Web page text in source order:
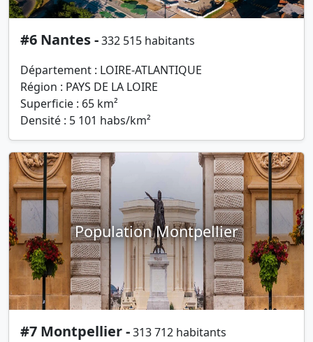
#6 Nantes -332 515 habitants
Département : LOIRE-ATLANTIQUE
Région : PAYS DE LA LOIRE
Superficie : 65 km²
Densité : 5 101 habs/km²
Population Montpellier
#7 Montpellier -313 712 habitants